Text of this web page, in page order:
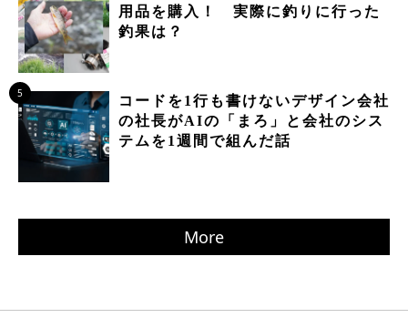
用品を購入！ 実際に釣りに行った
釣果は？
5
コードを1行も書けないデザイン会社
の社長がAIの「まろ」と会社のシス
テムを1週間で組んだ話
More